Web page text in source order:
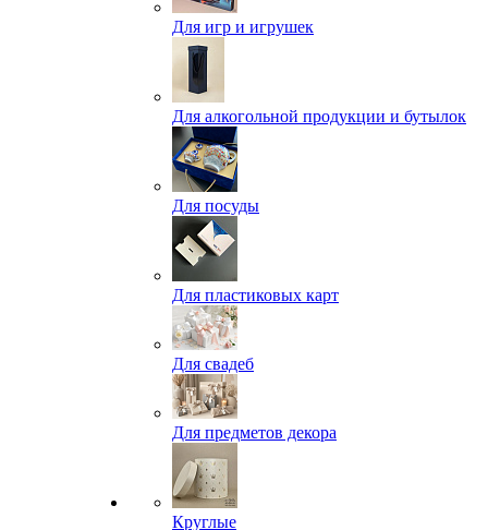
Для игр и игрушек
Для алкогольной продукции и бутылок
Для посуды
Для пластиковых карт
Для свадеб
Для предметов декора
Круглые